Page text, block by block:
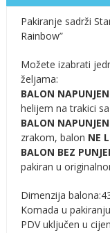
Pakiranje sadrži
Rainbow”
Možete izabrati
željama:
BALON
helijem na trakici
BALON
zrakom, balon NE
BALON BEZ
pakiran u
Dimenzija
Komada u
PDV uključen u